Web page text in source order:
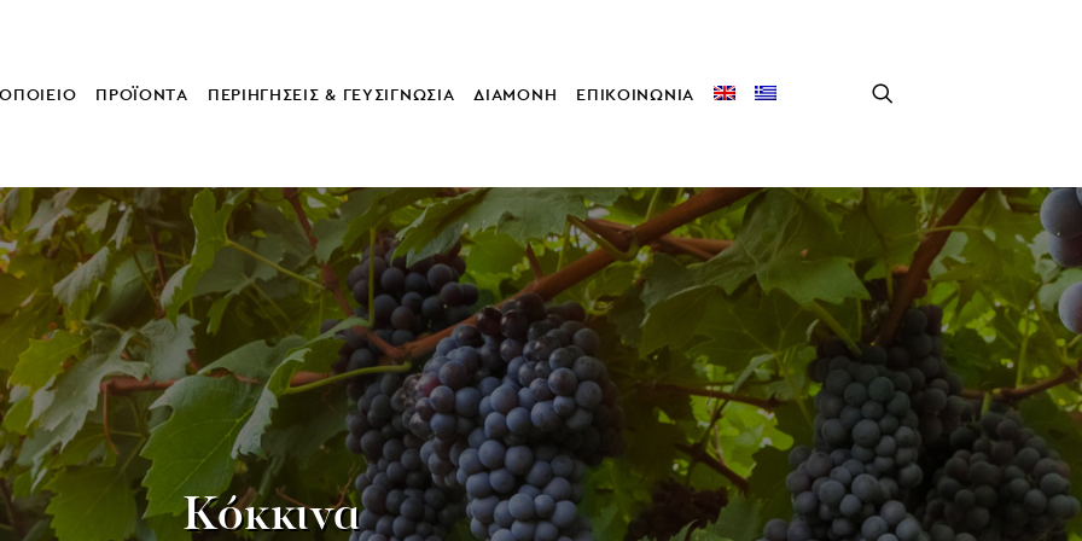
ΠΡΟΪΟΝΤΑ ΠΕΡΙΗΓΗΣΕΙΣ & ΓΕΥΣΙΓΝΩΣΙΑ ΔΙΑΜΟΝΗ ΕΠΙΚΟΙΝΩΝΙΑ
Κόκκινα